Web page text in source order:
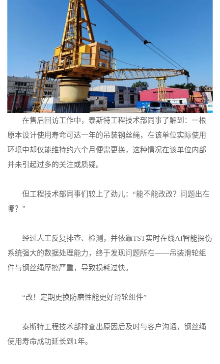
在售后回访工作中，泰斯特工程技术部同事了解到：一根
原本设计使用寿命可达一年的吊装钢丝绳，在该单位实际使用
环境中却仅能维持约六个月便需更换，这种情况在该单位内部
并未引起过多的关注或质疑。
但工程技术部同事们较上了劲儿：“能不能改改？问题出在
哪？”
经过人工反复排查、检测，并依靠TST实时在线AI智能探伤
系统强大的数据处理能力，终于发现问题所在——吊装滑轮组
件与钢丝绳摩擦严重，导致损耗过快。
“改！定期更换防磨性能更好滑轮组件”
泰斯特工程技术部排查出原因后及时与客户沟通，钢丝绳
使用寿命成功延长到1年。